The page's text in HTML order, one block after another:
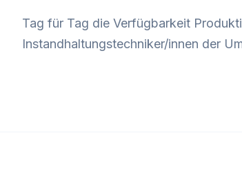
Tag für Tag die Verfügbarkeit
Instandhaltungstechniker/innen der